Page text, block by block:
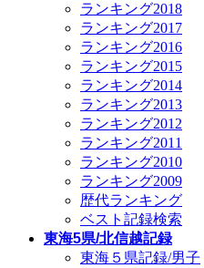
ランキング2018
ランキング2017
ランキング2016
ランキング2015
ランキング2014
ランキング2013
ランキング2012
ランキング2011
ランキング2010
ランキング2009
歴代ランキング
ベスト記録検索
東海5県/北信越記録
東海５県記録/男子